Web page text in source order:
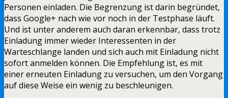
Personen einladen. Die Begrenzung ist darin begründet,
dass Google+ nach wie vor noch in der Testphase läuft.
Und ist unter anderem auch daran erkennbar, dass trotz
Einladung immer wieder Interessenten in der
Warteschlange landen und sich auch mit Einladung nicht
sofort anmelden können. Die Empfehlung ist, es mit
einer erneuten Einladung zu versuchen, um den Vorgang
auf diese Weise ein wenig zu beschleunigen.